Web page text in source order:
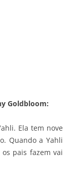
Goldbloom:
Ela tem nove
Quando a Yahli
pais fazem vai